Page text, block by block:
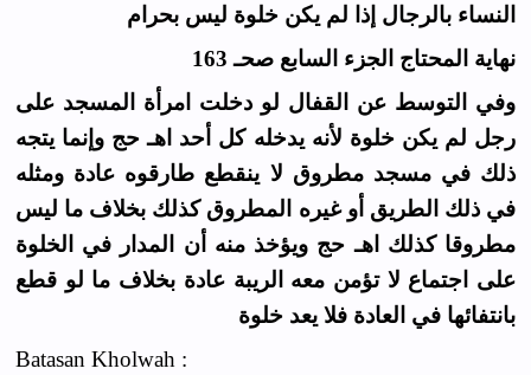
النساء بالرجال إذا لم يكن خلوة ليس بحرام
نهاية المحتاج الجزء السابع صحـ 163
وفي التوسط عن القفال لو دخلت امرأة المسجد على
رجل لم يكن خلوة لأنه يدخله كل أحد اهـ حج وإنما يتجه
ذلك في مسجد مطروق لا ينقطع طارقوه عادة ومثله
في ذلك الطريق أو غيره المطروق كذلك بخلاف ما ليس
مطروقا كذلك اهـ حج ويؤخذ منه أن المدار في الخلوة
على اجتماع لا تؤمن معه الريبة عادة بخلاف ما لو قطع
بانتفائها في العادة فلا يعد خلوة
Batasan Kholwah :